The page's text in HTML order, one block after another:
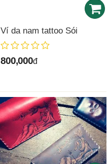
Ví da nam tattoo Sói
800,000đ